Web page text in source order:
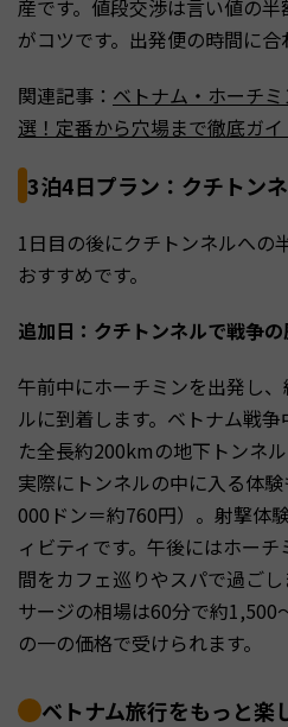
産です。値段交渉は言い値の
がコツです。出発便の時間に合
関連記事： ベトナム・ホーチ
選！定番から穴場まで徹底ガイ
3泊4日プラン：クチトン
1日目の後にクチトンネルへの
おすすめです。
追加日：クチトンネルで戦争
午前中にホーチミンを出発し
ルに到着します。ベトナム戦
た全長約200kmの地下トンネ
実際にトンネルの中に入る体
000ドン＝約760円）。射撃体
ィビティです。午後にはホー
間をカフェ巡りやスパで過ご
サージの相場は60分で約1,500
の一の価格で受けられます。
ベトナム旅行をもっと楽